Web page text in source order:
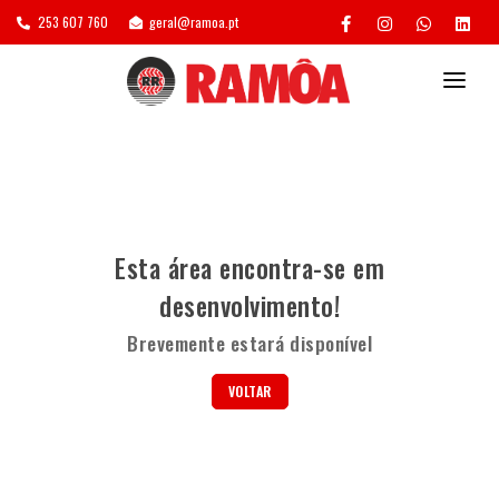
253 607 760 geral@ramoa.pt
AGENDAMENTO/ORÇAMENTO
Esta área encontra-se em
desenvolvimento!
Brevemente estará disponível
VOLTAR